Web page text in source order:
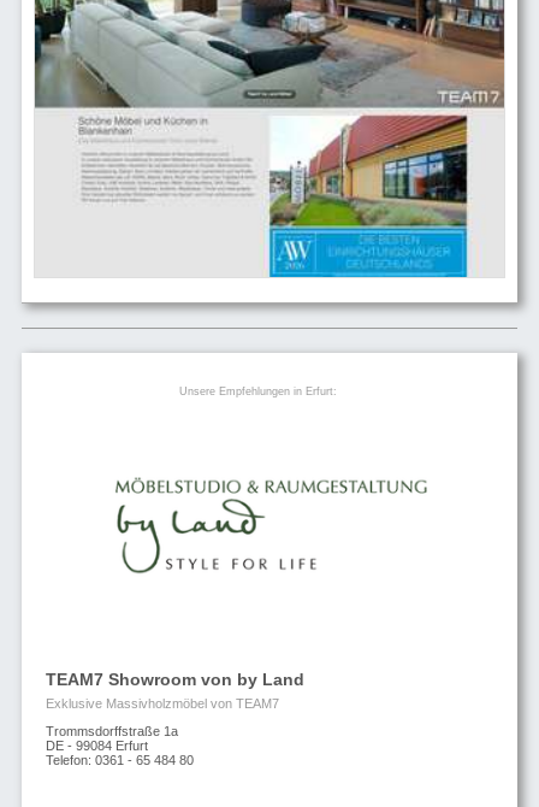
Unsere Empfehlungen in Erfurt:
TEAM7 Showroom von by Land
Exklusive Massivholzmöbel von TEAM7
Trommsdorffstraße 1a
DE - 99084 Erfurt
Telefon: 0361 - 65 484 80